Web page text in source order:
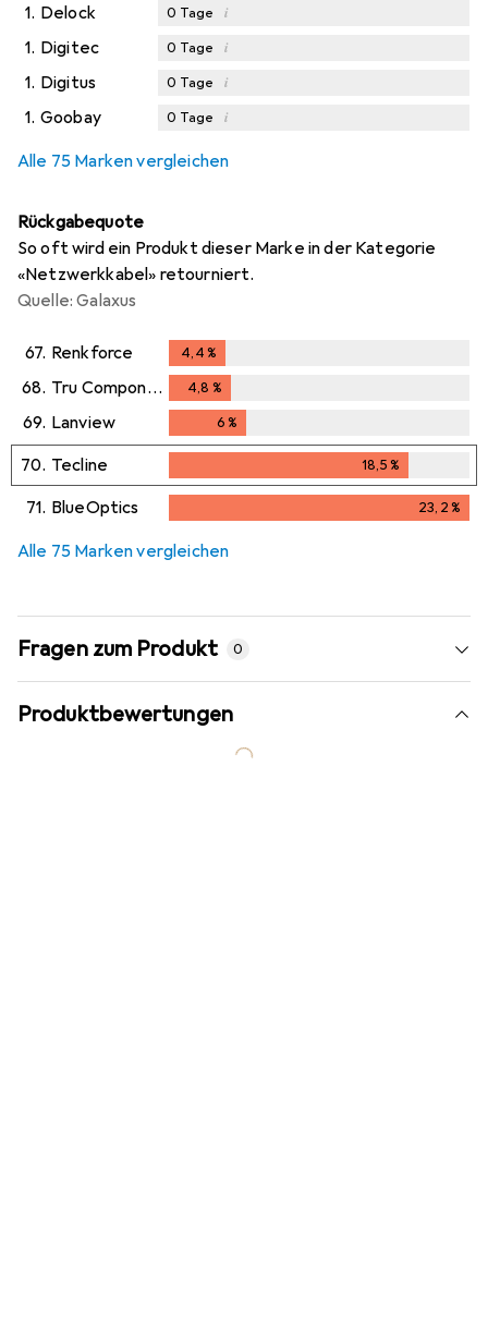
1. Delock 0 Tage i
1. Digitec 0 Tage i
1. Digitus 0 Tage i
1. Goobay 0 Tage i
Alle 75 Marken vergleichen
Rückgabequote
So oft wird ein Produkt dieser Marke in der Kategorie
«Netzwerkkabel» retourniert.
Quelle: Galaxus
67. Renkforce 4,4%
68. Tru Components 4,8 %
69. Lanview 6%
70. Tecline 18,5%
71. BlueOptics 23,2%
Alle 75 Marken vergleichen
Fragen zum Produkt 0
Produktbewertungen